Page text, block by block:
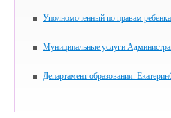
Уполномоченный по правам
Муниципальные услуги
Департамент образования.